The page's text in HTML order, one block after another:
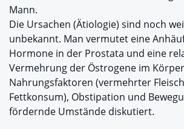
Mann.
Die Ursachen (Ätiologie) sind noch
unbekannt. Man vermutet eine
Hormone in der Prostata und eine
Vermehrung der Östrogene im
Nahrungsfaktoren (vermehrter
Fettkonsum), Obstipation und
fördernde Umstände diskutiert.